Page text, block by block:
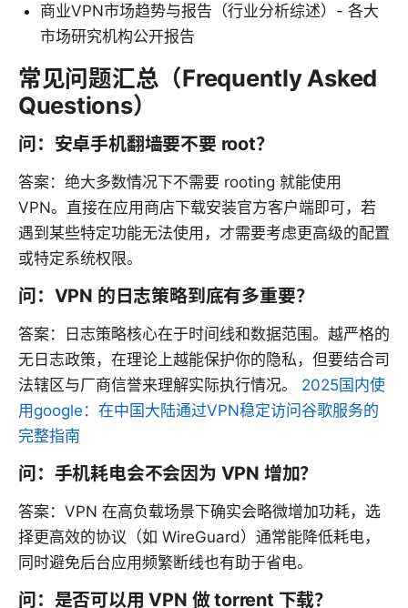
商业VPN市场趋势与报告（行业分析综述）- 各大
市场研究机构公开报告
常见问题汇总（Frequently Asked
Questions）
问：安卓手机翻墙要不要 root？
答案：绝大多数情况下不需要 rooting 就能使用
VPN。直接在应用商店下载安装官方客户端即可，若
遇到某些特定功能无法使用，才需要考虑更高级的配置
或特定系统权限。
问：VPN 的日志策略到底有多重要？
答案：日志策略核心在于时间线和数据范围。越严格的
无日志政策，在理论上越能保护你的隐私，但要结合司
法辖区与厂商信誉来理解实际执行情况。 2025国内使
用google：在中国大陆通过VPN稳定访问谷歌服务的
完整指南
问：手机耗电会不会因为 VPN 增加？
答案：VPN 在高负载场景下确实会略微增加功耗，选
择更高效的协议（如 WireGuard）通常能降低耗电，
同时避免后台应用频繁断线也有助于省电。
问：是否可以用 VPN 做 torrent 下载？